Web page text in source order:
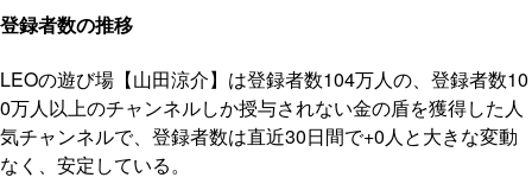
登録者数の推移
LEOの遊び場【山田涼介】は登録者数104万人の、登録者数10
0万人以上のチャンネルしか授与されない金の盾を獲得した人
気チャンネルで、登録者数は直近30日間で+0人と大きな変動
なく、安定している。